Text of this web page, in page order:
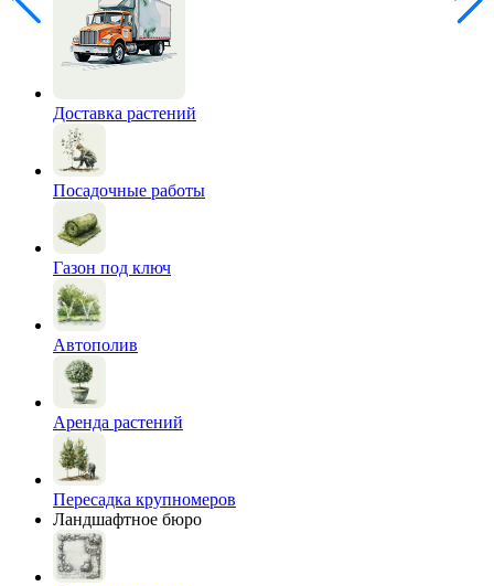
Доставка растений
Посадочные работы
Газон под ключ
Автополив
Аренда растений
Пересадка крупномеров
Ландшафтное бюро